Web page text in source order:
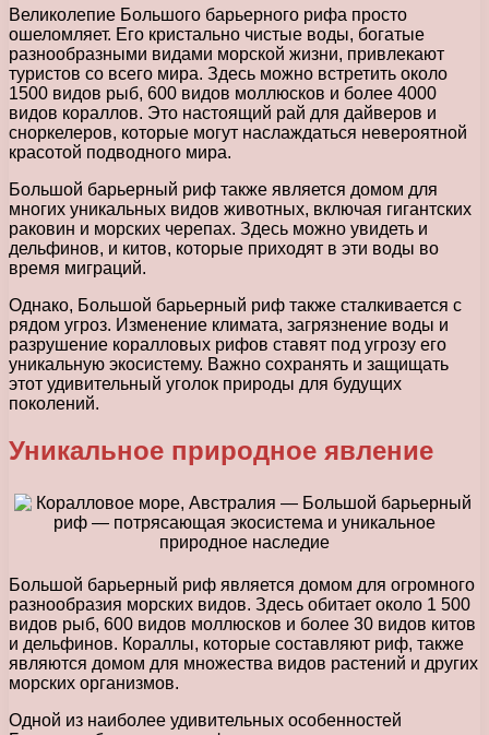
Великолепие Большого барьерного рифа просто
ошеломляет. Его кристально чистые воды, богатые
разнообразными видами морской жизни, привлекают
туристов со всего мира. Здесь можно встретить около
1500 видов рыб, 600 видов моллюсков и более 4000
видов кораллов. Это настоящий рай для дайверов и
сноркелеров, которые могут наслаждаться невероятной
красотой подводного мира.
Большой барьерный риф также является домом для
многих уникальных видов животных, включая гигантских
раковин и морских черепах. Здесь можно увидеть и
дельфинов, и китов, которые приходят в эти воды во
время миграций.
Однако, Большой барьерный риф также сталкивается с
рядом угроз. Изменение климата, загрязнение воды и
разрушение коралловых рифов ставят под угрозу его
уникальную экосистему. Важно сохранять и защищать
этот удивительный уголок природы для будущих
поколений.
Уникальное природное явление
Большой барьерный риф является домом для огромного
разнообразия морских видов. Здесь обитает около 1 500
видов рыб, 600 видов моллюсков и более 30 видов китов
и дельфинов. Кораллы, которые составляют риф, также
являются домом для множества видов растений и других
морских организмов.
Одной из наиболее удивительных особенностей